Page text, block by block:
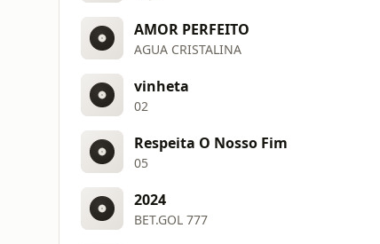
AMOR PERFEITO
AGUA CRISTALINA
vinheta
02
Respeita O Nosso Fim
05
2024
BET.GOL 777